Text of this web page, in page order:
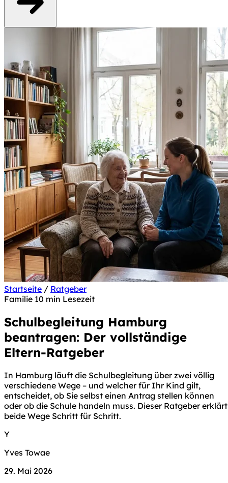
Startseite / Ratgeber
Familie 10 min Lesezeit
Schulbegleitung Hamburg
beantragen: Der vollständige
Eltern-Ratgeber
In Hamburg läuft die Schulbegleitung über zwei völlig
verschiedene Wege – und welcher für Ihr Kind gilt,
entscheidet, ob Sie selbst einen Antrag stellen können
oder ob die Schule handeln muss. Dieser Ratgeber erklärt
beide Wege Schritt für Schritt.
Y
Yves Towae
29. Mai 2026